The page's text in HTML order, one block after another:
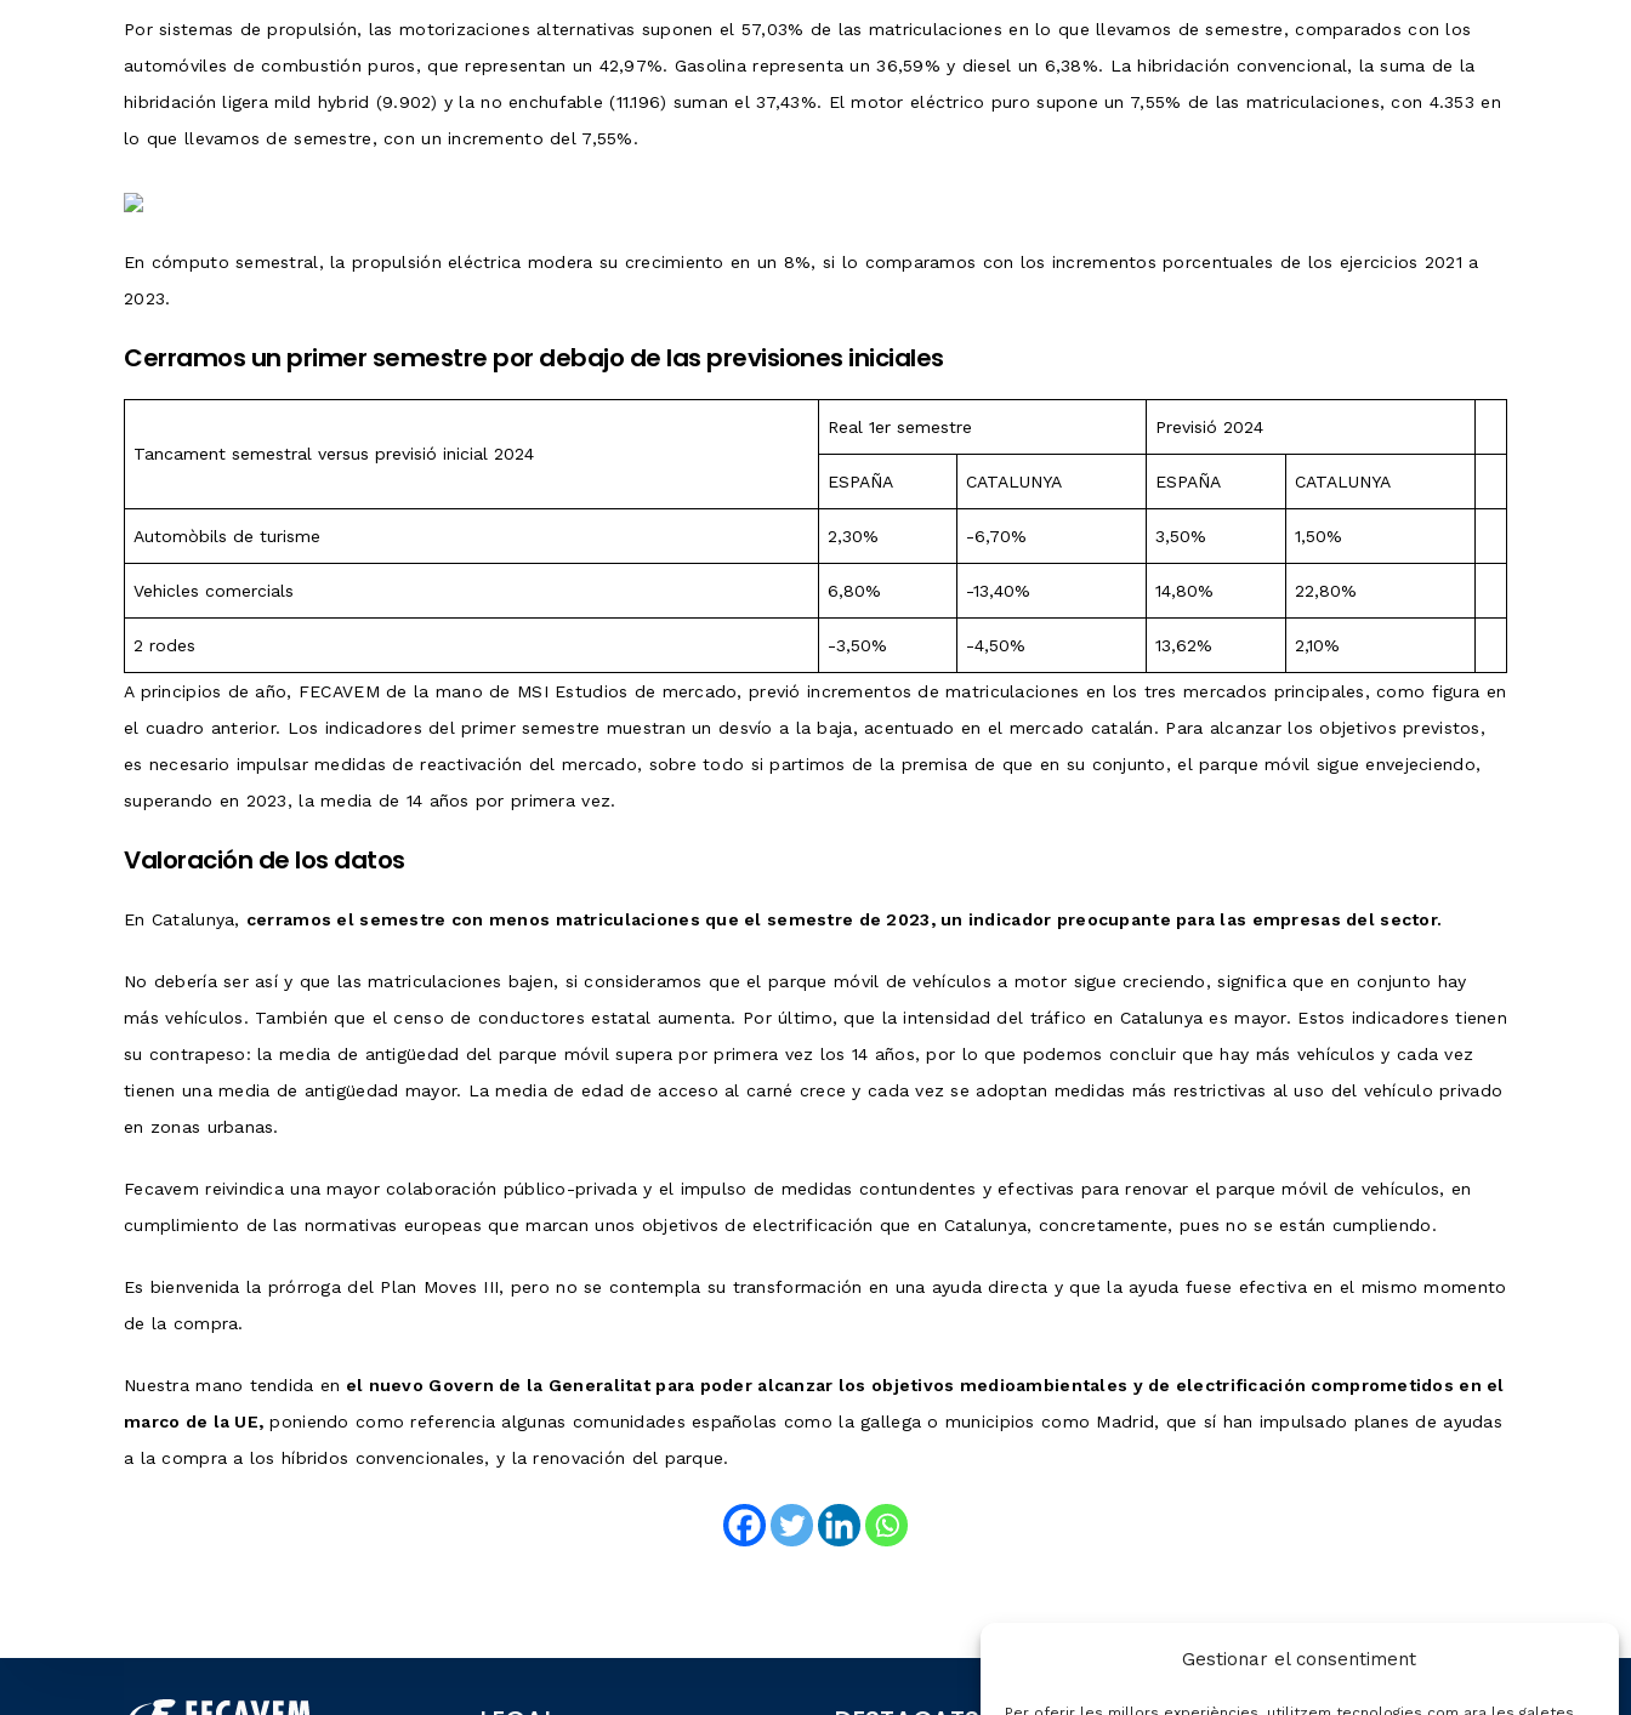
Gestionar el consentiment
Por sistemas de propulsión, las motorizaciones alternativas suponen el 57,03% de las matriculaciones en lo que llevamos de semestre, comparados con los
automóviles de combustión puros, que representan un 42,97%. Gasolina representa un 36,59% y diesel un 6,38%. La hibridación convencional, la suma de la
hibridación ligera mild hybrid (9.902) y la no enchufable (11.196) suman el 37,43%. El motor eléctrico puro supone un 7,55% de las matriculaciones, con 4.353 en
lo que llevamos de semestre, con un incremento del 7,55%.
En cómputo semestral, la propulsión eléctrica modera su crecimiento en un 8%, si lo comparamos con los incrementos porcentuales de los ejercicios 2021 a
2023.
Cerramos un primer semestre por debajo de las previsiones iniciales
Tancament semestral versus previsió inicial 2024
Real 1er semestre Previsió 2024
ESPAÑA CATALUNYA ESPAÑA CATALUNYA
Automòbils de turisme 2,30% -6,70% 3,50% 1,50%
Vehicles comercials 6,80% -13,40% 14,80% 22,80%
2 rodes -3,50% -4,50% 13,62% 2,10%
A principios de año, FECAVEM de la mano de MSI Estudios de mercado, previó incrementos de matriculaciones en los tres mercados principales, como figura en
el cuadro anterior. Los indicadores del primer semestre muestran un desvío a la baja, acentuado en el mercado catalán. Para alcanzar los objetivos previstos,
es necesario impulsar medidas de reactivación del mercado, sobre todo si partimos de la premisa de que en su conjunto, el parque móvil sigue envejeciendo,
superando en 2023, la media de 14 años por primera vez.
Valoración de los datos
En Catalunya, cerramos el semestre con menos matriculaciones que el semestre de 2023, un indicador preocupante para las empresas del sector.
No debería ser así y que las matriculaciones bajen, si consideramos que el parque móvil de vehículos a motor sigue creciendo, significa que en conjunto hay
más vehículos. También que el censo de conductores estatal aumenta. Por último, que la intensidad del tráfico en Catalunya es mayor. Estos indicadores tienen
su contrapeso: la media de antigüedad del parque móvil supera por primera vez los 14 años, por lo que podemos concluir que hay más vehículos y cada vez
tienen una media de antigüedad mayor. La media de edad de acceso al carné crece y cada vez se adoptan medidas más restrictivas al uso del vehículo privado
en zonas urbanas.
Fecavem reivindica una mayor colaboración público-privada y el impulso de medidas contundentes y efectivas para renovar el parque móvil de vehículos, en
cumplimiento de las normativas europeas que marcan unos objetivos de electrificación que en Catalunya, concretamente, pues no se están cumpliendo.
Es bienvenida la prórroga del Plan Moves III, pero no se contempla su transformación en una ayuda directa y que la ayuda fuese efectiva en el mismo momento
de la compra.
Nuestra mano tendida en el nuevo Govern de la Generalitat para poder alcanzar los objetivos medioambientales y de electrificación comprometidos en el
marco de la UE, poniendo como referencia algunas comunidades españolas como la gallega o municipios como Madrid, que sí han impulsado planes de ayudas
a la compra a los híbridos convencionales, y la renovación del parque.